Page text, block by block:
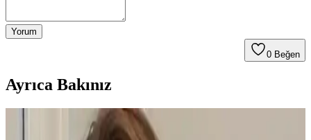
Yorum
0 Beğen
Ayrıca Bakınız
Yaşlı Ciltlerde Makyajın Kırışıklıklara Yerleşmesini